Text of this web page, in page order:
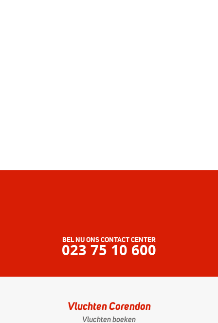
BEL NU ONS CONTACT CENTER
023 75 10 600
Vluchten Corendon
Vluchten boeken